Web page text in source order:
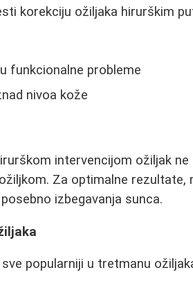
korekciju ožiljaka hirurškim
funkcionalne probleme
nivoa kože
intervencijom ožiljak
Za optimalne rezultate,
izbegavanja sunca.
popularniji u tretmanu